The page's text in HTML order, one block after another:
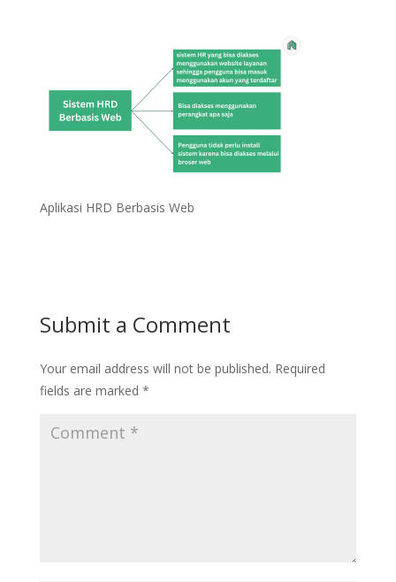
Aplikasi HRD Berbasis Web
Submit a Comment
Your email address will not be published. Required
fields are marked *